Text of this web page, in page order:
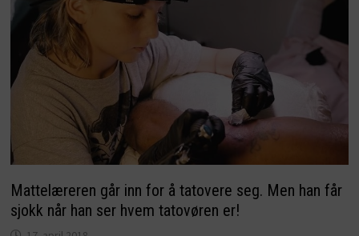
Mattelæreren går inn for å tatovere seg. Men han får
sjokk når han ser hvem tatovøren er!